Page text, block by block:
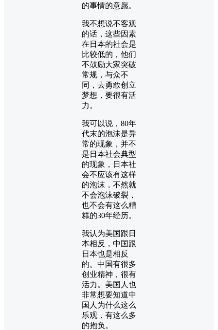
的事情的意愿。
我不想说不客观
的话，这些因素
在日本的社会是
比较低的，他们
不鼓励大家突破
常规，与众不
同，去勇敢创立
梦想，要很有活
力。
我可以说，80年
代末的泡沫是异
常的现象，并不
是日本社会典型
的现象，日本社
会不应该有这样
的泡沫，不然就
不会泡沫破裂，
也不会有这么糟
糕的30年经历。
我认为美国跟日
本相反，中国跟
日本也是相反
的。中国有很多
创业精神，很有
活力。美国人也
非常想要知道中
国人为什么这么
乐观，有这么多
的抱负。